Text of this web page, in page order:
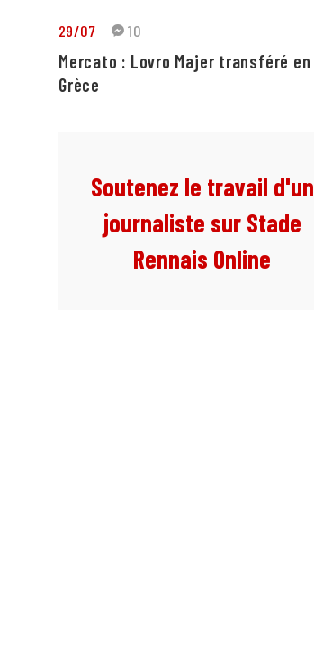
29/07 10
Mercato : Lovro Majer transféré en
Grèce
Soutenez le travail d'un
journaliste sur Stade
Rennais Online